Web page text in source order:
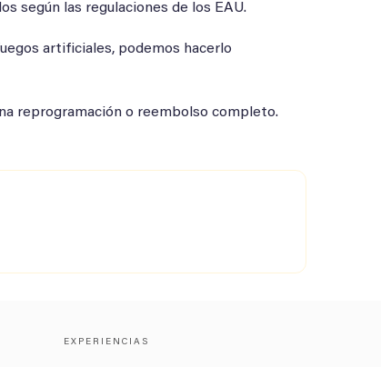
según las regulaciones de los EAU.
artificiales, podemos hacerlo
reprogramación o reembolso completo.
EXPERIENCIAS